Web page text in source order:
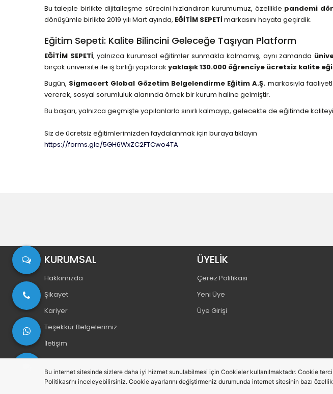
Bu taleple birlikte dijitalleşme sürecini hızlandıran kurumumuz, özellikle pandemi
dönüşümle birlikte 2019 yılı Mart ayında, EĞİTİM SEPETİ markasını hayata geçirdik.
Eğitim Sepeti: Kalite Bilincini Geleceğe Taşıyan Platform
EĞİTİM SEPETİ, yalnızca kurumsal eğitimler sunmakla kalmamış, aynı zamanda
birçok üniversite ile iş birliği yapılarak yaklaşık 130.000 öğrenciye ücretsiz kalite
Bugün, Sigmacert Global Gözetim Belgelendirme Eğitim A.Ş. markasıyla
vererek, sosyal sorumluluk alanında örnek bir kurum haline gelmiştir.
Bu başarı, yalnızca geçmişte yapılanlarla sınırlı kalmayıp, gelecekte de eğitimde
Siz de ücretsiz eğitimlerimizden faydalanmak için buraya tıklayın
https://forms.gle/5GH6WxZC2FTCwo4TA
KURUMSAL
Hakkımızda
Şikayet
Kariyer
Teşekkür Belgelerimiz
İletişim
ÜYELİK
Çerez Politikası
Yeni Üye
Üye Girişi
Bu site,PobolEti® Entegre
Bu internet sitesinde sizlere daha iyi hizmet sunulabilmesi için Cookieler kullanılmaktadır. Cookie
Politikası’nı inceleyebilirsiniz. Cookie ayarlarını değiştirmeniz durumunda internet sitesinin bazı